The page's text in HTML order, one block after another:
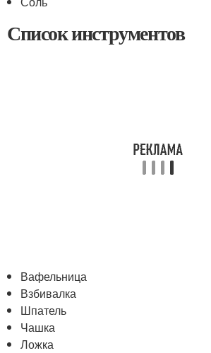
Список инструментов
Вафельница
Взбивалка
Шпатель
Чашка
Ложка